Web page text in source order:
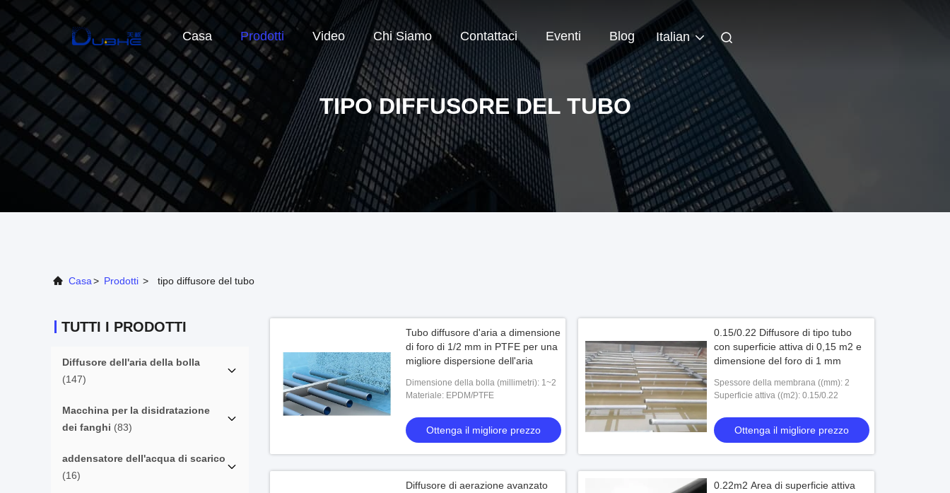
Casa Prodotti Video Chi Siamo Contattaci Eventi Blog Italian
TIPO DIFFUSORE DEL TUBO
Casa> Prodotti > tipo diffusore del tubo
TUTTI I PRODOTTI
Diffusore dell'aria della bolla
(147)
Macchina per la disidratazione
dei fanghi (83)
addensatore dell'acqua di scarico
(16)
Tubo diffusore d'aria a dimensione
di foro di 1/2 mm in PTFE per una
migliore dispersione dell'aria
Dimensione della bolla (millimetri): 1~2
Materiale: EPDM/PTFE
Ottenga il migliore prezzo
0.15/0.22 Diffusore di tipo tubo
con superficie attiva di 0,15 m2 e
dimensione del foro di 1 mm
Spessore della membrana ((mm): 2
Superficie attiva ((m2): 0.15/0.22
Ottenga il migliore prezzo
Diffusore di aerazione avanzato
0.22m2 Area di superficie attiva